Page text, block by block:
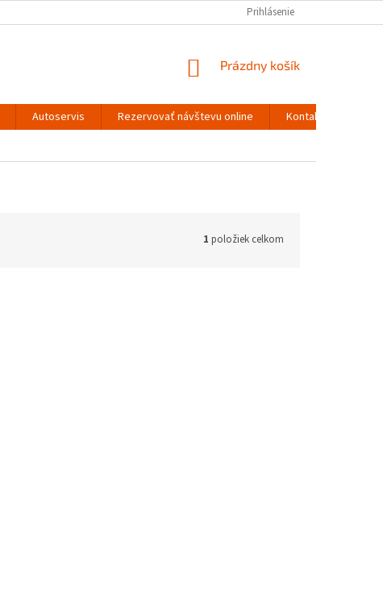
Prihlásenie
NÁKUPNÝ
Prázdny košík
Autoservis Rezervovať návštevu online
Kontakty
1 položiek celkom